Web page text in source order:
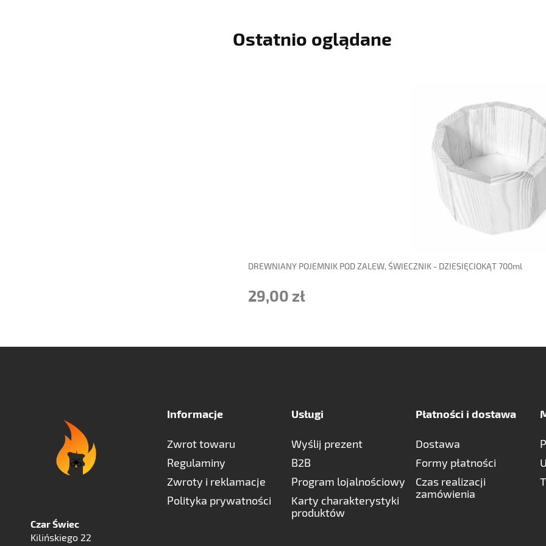
Ostatnio oglądane
DREWNIANY POJEMNIK POD ZALEW, ŚWIECZNIK - DZIESIĘCIOKĄT 700ml
29,00 zł
powiadom o
Informacje
Zwrot towaru
Regulaminy
Zwroty i reklamacje
Polityka prywatności
Usługi
Wyślij prezent
B2B
Program lojalnościowy
Karty charakterystyki
produktów
Płatności i dostawa
Dostawa
Formy płatności
Czas realizacji
zamówienia
Czar Świec
Kilińskiego 22